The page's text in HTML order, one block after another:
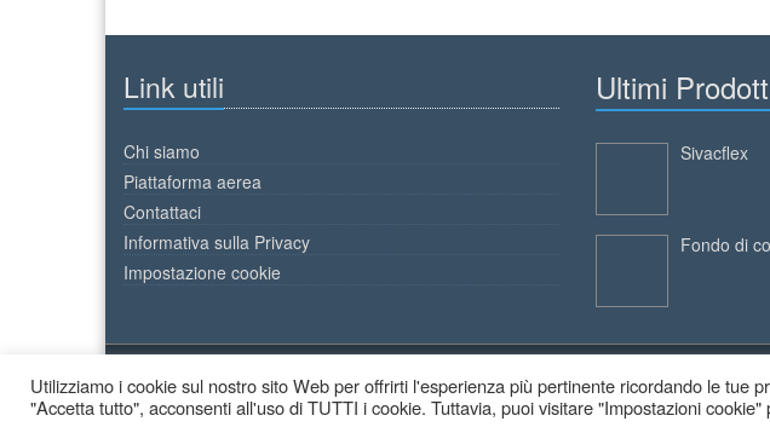
Link utili
Chi siamo
Piattaforma aerea
Contattaci
Informativa sulla Privacy
Impostazione cookie
Ultimi
Sivacflex
Fondo di
2026 © Decor Colori - All Rights Reserved.
Utilizziamo i cookie sul nostro sito Web per offrirti l'esperienza più pertinente ricordando le tue
"Accetta tutto", acconsenti all'uso di TUTTI i cookie. Tuttavia, puoi visitare "Impostazioni